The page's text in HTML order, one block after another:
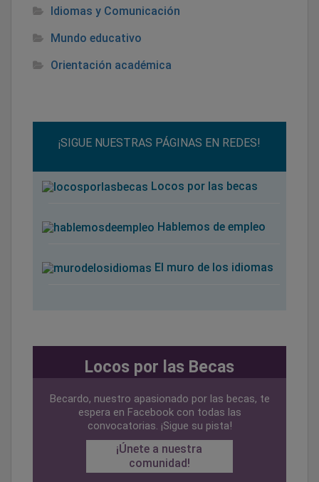
Idiomas y Comunicación
Mundo educativo
Orientación académica
¡SIGUE NUESTRAS PÁGINAS EN REDES!
Locos por las becas
Hablemos de empleo
El muro de los idiomas
Locos por las Becas
Becardo, nuestro apasionado por las becas, te
espera en Facebook con todas las
convocatorias. ¡Sigue su pista!
¡Únete a nuestra
comunidad!